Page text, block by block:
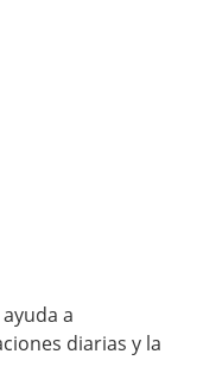
a
diarias y la